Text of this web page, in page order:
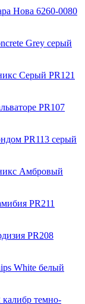
Нова 6260-0080
Grey серый
Серый PR121
PR107
PR113 серый
Амбровый
PR211
PR208
White белый
темно-